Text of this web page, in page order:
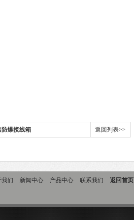
爆接线箱 返回列表>>
我们 新闻中心 产品中心 联系我们 返回首页